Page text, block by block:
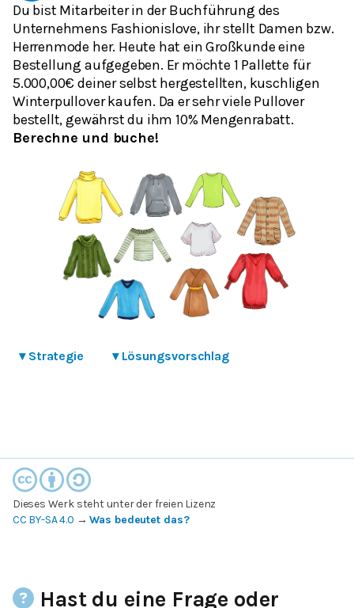
Du bist Mitarbeiter in der Buchführung des
Unternehmens Fashionislove, ihr stellt Damen bzw.
Herrenmode her. Heute hat ein Großkunde eine
Bestellung aufgegeben. Er möchte 1 Pallette für
5.000,00€ deiner selbst hergestellten, kuschligen
Winterpullover kaufen. Da er sehr viele Pullover
bestellt, gewährst du ihm 10% Mengenrabatt.
Berechne und buche!
▾ Strategie ▾ Lösungsvorschlag
Dieses Werk steht unter der freien Lizenz
CC BY-SA 4.0 →Was bedeutet das?
Hast du eine Frage oder